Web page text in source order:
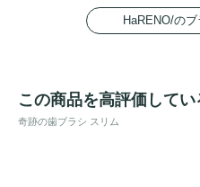
HaRENO/の
この商品を高評価して
奇跡の歯ブラシ スリム